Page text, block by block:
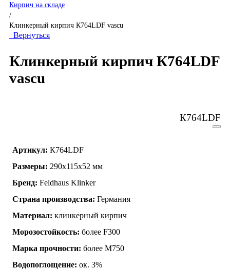
Кирпич на складе
/
Клинкерный кирпич К764LDF vascu
Вернуться
Клинкерный кирпич К764LDF
vascu
К764LDF
Артикул: К764LDF
Размеры: 290х115х52 мм
Бренд: Feldhaus Klinker
Страна производства: Германия
Материал: клинкерный кирпич
Морозостойкость: более F300
Марка прочности: более М750
Водопоглощение: ок. 3%